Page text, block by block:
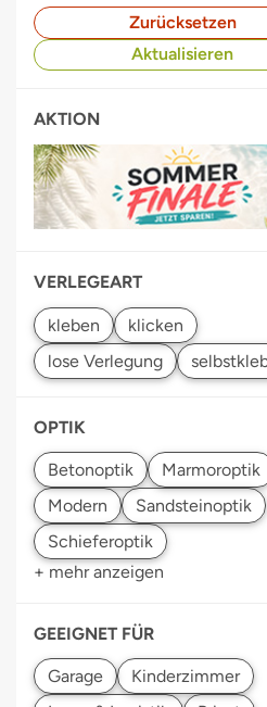
Zurücksetzen
Aktualisieren
AKTION
VERLEGEART
OPTIK
+ mehr anzeigen
GEEIGNET FÜR